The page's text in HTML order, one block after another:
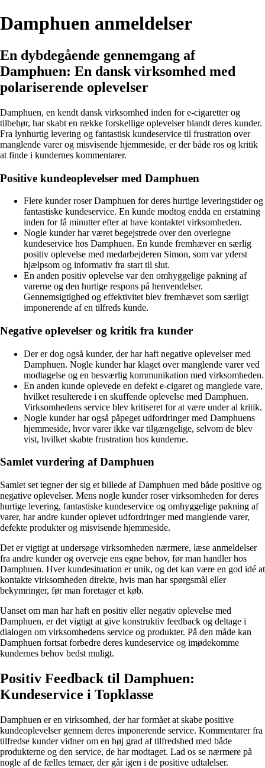
Damphuen anmeldelser
En dybdegående gennemgang af
Damphuen: En dansk virksomhed med
polariserende oplevelser
Damphuen, en kendt dansk virksomhed inden for e-cigaretter og
tilbehør, har skabt en række forskellige oplevelser blandt deres kunder.
Fra lynhurtig levering og fantastisk kundeservice til frustration over
manglende varer og misvisende hjemmeside, er der både ros og kritik
at finde i kundernes kommentarer.
Positive kundeoplevelser med Damphuen
Flere kunder roser Damphuen for deres hurtige leveringstider og
fantastiske kundeservice. En kunde modtog endda en erstatning
inden for få minutter efter at have kontaktet virksomheden.
Nogle kunder har været begejstrede over den overlegne
kundeservice hos Damphuen. En kunde fremhæver en særlig
positiv oplevelse med medarbejderen Simon, som var yderst
hjælpsom og informativ fra start til slut.
En anden positiv oplevelse var den omhyggelige pakning af
varerne og den hurtige respons på henvendelser.
Gennemsigtighed og effektivitet blev fremhævet som særligt
imponerende af en tilfreds kunde.
Negative oplevelser og kritik fra kunder
Der er dog også kunder, der har haft negative oplevelser med
Damphuen. Nogle kunder har klaget over manglende varer ved
modtagelse og en besværlig kommunikation med virksomheden.
En anden kunde oplevede en defekt e-cigaret og manglede vare,
hvilket resulterede i en skuffende oplevelse med Damphuen.
Virksomhedens service blev kritiseret for at være under al kritik.
Nogle kunder har også påpeget udfordringer med Damphuens
hjemmeside, hvor varer ikke var tilgængelige, selvom de blev
vist, hvilket skabte frustration hos kunderne.
Samlet vurdering af Damphuen
Samlet set tegner der sig et billede af Damphuen med både positive og
negative oplevelser. Mens nogle kunder roser virksomheden for deres
hurtige levering, fantastiske kundeservice og omhyggelige pakning af
varer, har andre kunder oplevet udfordringer med manglende varer,
defekte produkter og misvisende hjemmeside.
Det er vigtigt at undersøge virksomheden nærmere, læse anmeldelser
fra andre kunder og overveje ens egne behov, før man handler hos
Damphuen. Hver kundesituation er unik, og det kan være en god idé at
kontakte virksomheden direkte, hvis man har spørgsmål eller
bekymringer, før man foretager et køb.
Uanset om man har haft en positiv eller negativ oplevelse med
Damphuen, er det vigtigt at give konstruktiv feedback og deltage i
dialogen om virksomhedens service og produkter. På den måde kan
Damphuen fortsat forbedre deres kundeservice og imødekomme
kundernes behov bedst muligt.
Positiv Feedback til Damphuen:
Kundeservice i Topklasse
Damphuen er en virksomhed, der har formået at skabe positive
kundeoplevelser gennem deres imponerende service. Kommentarer fra
tilfredse kunder vidner om en høj grad af tilfredshed med både
produkterne og den service, de har modtaget. Lad os se nærmere på
nogle af de fælles temaer, der går igen i de positive udtalelser.